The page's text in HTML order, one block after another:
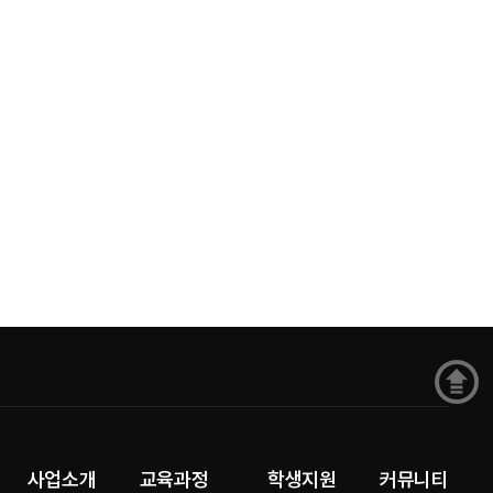
사업소개 교육과정 학생지원 커뮤니티